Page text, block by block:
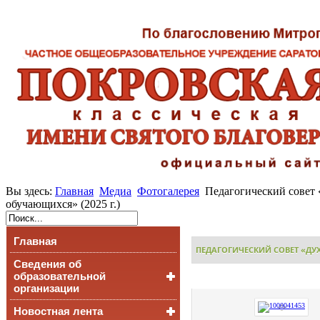
Вы здесь: Главная Медиа Фотогалерея Педагогический
обучающихся» (2025 г.)
Главная
Сведения об
образовательной
организации
Основные сведения
Новостная лента
ПЕДАГОГИЧЕСКИЙ СОВЕТ